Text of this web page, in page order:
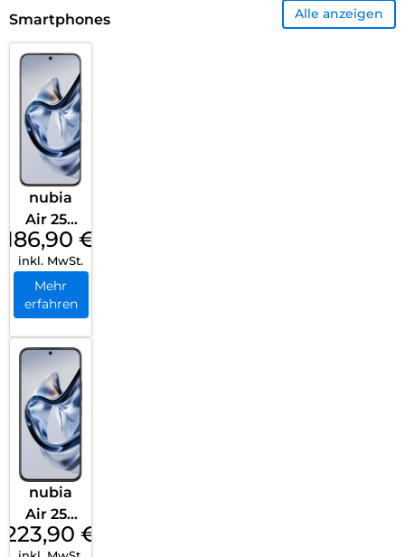
Smartphones Alle anzeigen
nubia
Air 256
GB
Titaniu
m
Desert
186,90 €
inkl. MwSt.
Mehr
erfahren
nubia
Air 256
GB
223,90 €